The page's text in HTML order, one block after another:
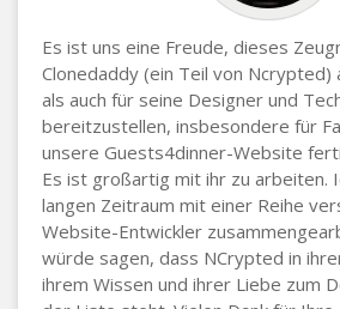
Es ist uns eine Freude, dieses
Clonedaddy (ein Teil von Ncrypted)
als auch für seine Designer und
bereitzustellen, insbesondere für
unsere Guests4dinner-Website
Es ist großartig mit ihr zu arbeiten.
langen Zeitraum mit einer Reihe
Website-Entwickler
würde sagen, dass NCrypted in
ihrem Wissen und ihrer Liebe zum